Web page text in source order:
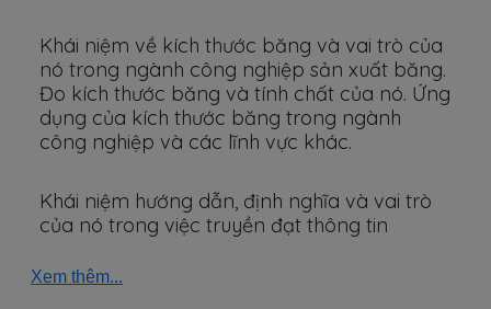
Khái niệm về kích thước băng và vai trò của
nó trong ngành công nghiệp sản xuất băng.
Đo kích thước băng và tính chất của nó. Ứng
dụng của kích thước băng trong ngành
công nghiệp và các lĩnh vực khác.
Khái niệm hướng dẫn, định nghĩa và vai trò
của nó trong việc truyền đạt thông tin
Xem thêm...